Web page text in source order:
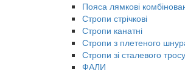
Пояса лямкові
Стропи стрічкові
Стропи канатні
Стропи з плетеного
Стропи зі сталевого тросу
ФАЛИ